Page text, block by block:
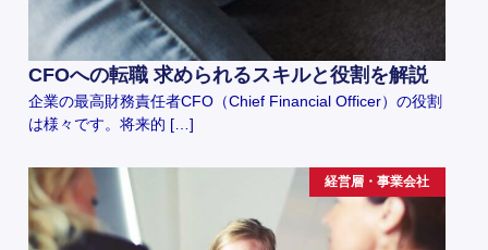
CFOへの転職 求められるスキルと役割を解説
企業の最高財務責任者CFO（Chief Financial Officer）の役割
は様々です。将来的 […]
経営層・事業会社